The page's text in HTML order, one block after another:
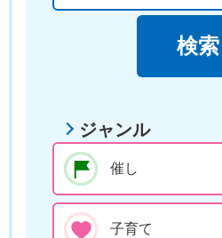
ジャンル
催し
子育て